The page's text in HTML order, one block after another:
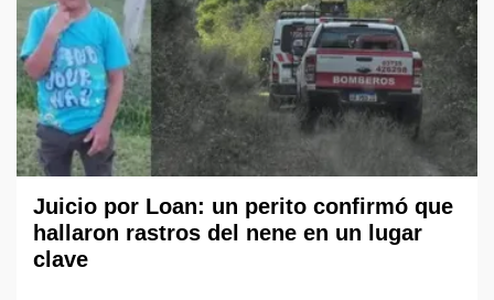
Juicio por Loan: un perito confirmó que
hallaron rastros del nene en un lugar
clave